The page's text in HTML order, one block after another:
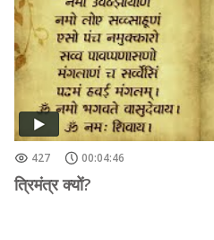
427 00:04:46
त्रिमंत्र क्यों?